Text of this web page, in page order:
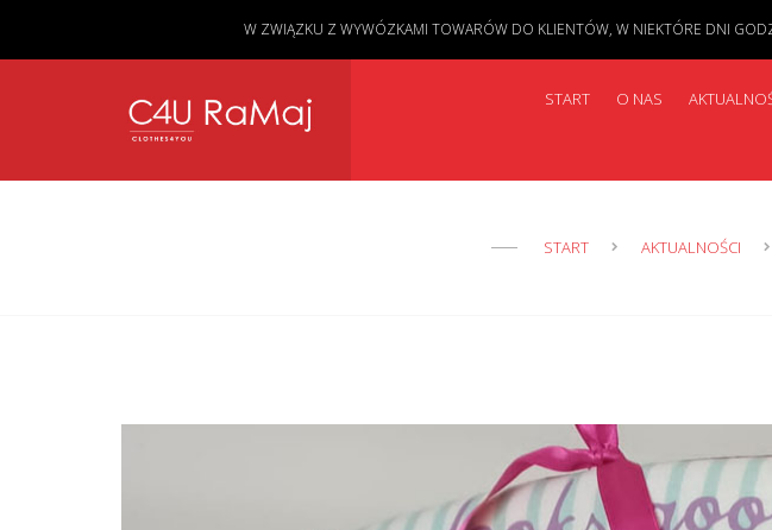
START O NAS
START AKTUALNOŚCI
W ZWIĄZKU Z WYWÓZKAMI TOWARÓW DO KLIENTÓW, W NIEKTÓRE DNI